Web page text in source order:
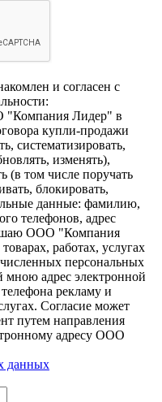
и согласен с
"Компания Лидер" в
купли-продажи
систематизировать,
изменять),
(в том числе поручать
блокировать,
данные: фамилию,
телефонов, адрес
ООО "Компания
работах, услугах
персональных
мною адрес электронной
рекламу и
Согласие может
путем направления
адресу ООО
данных